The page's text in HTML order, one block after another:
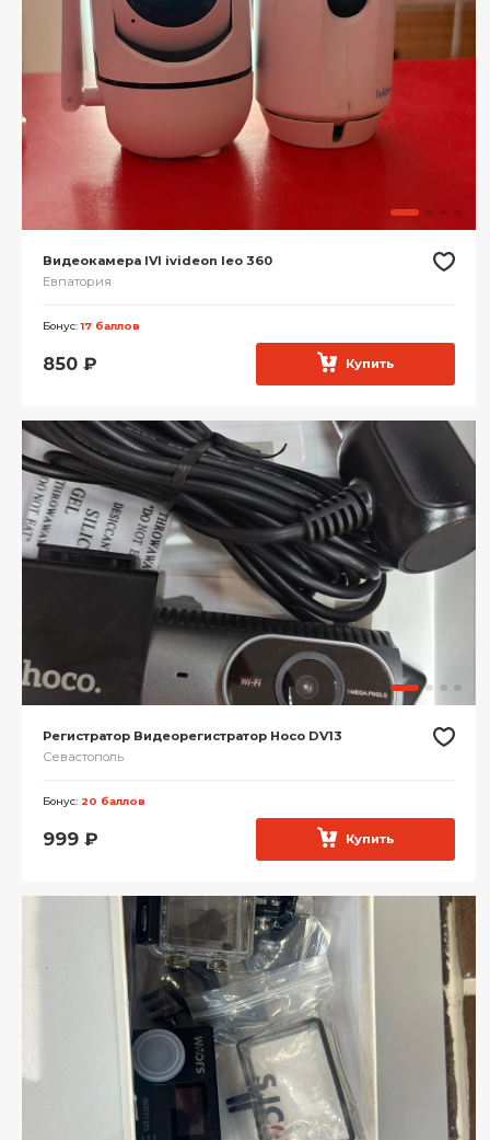
Видеокамера IVI ivideon leo 360
Евпатория
Бонус:17 баллов
850 ₽ Купить
Регистратор Видеорегистратор Hoco DV13
Севастополь
Бонус: 20 баллов
999 ₽ Купить